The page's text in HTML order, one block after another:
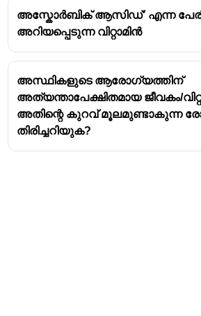
പാചകത്തിനായി
വിറ്റാമിൻ സി ഊർന്നിറങ്ങുന്നു.
അടച്ചു വേവിക്കൽ:
പാത്രം അടച്ചു വെക്കുന്നത്,
പുറത്തുപോകാൻ സാധ്യതയുള്ള
അംശത്തെ പാത്രത്തിനുള്ളിൽ
നിലനിർത്താനും, പാചക
(അതുവഴി വിറ്റാമിൻ നഷ്ടം
അസ്കോർബിക് ആസിഡ്' എന്ന
അറിയപ്പെടുന്ന വിറ്റാമിൻ
അസ്ഥികളുടെ ആരോഗ്യത്തിന്
അത്യന്താപേക്ഷിതമായ ജീവകം/
അതിന്റെ കുറവ് മൂലമുണ്ടാകുന്ന
തിരിച്ചറിയുക?